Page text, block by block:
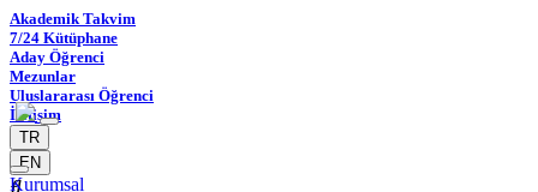
Akademik Takvim
7/24 Kütüphane
Aday Öğrenci
Mezunlar
Uluslararası Öğrenci
İletişim
TR
EN
Kurumsal